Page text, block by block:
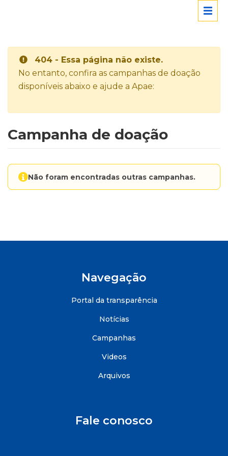
404 - Essa página não existe.
No entanto, confira as campanhas de doação
disponíveis abaixo e ajude a Apae:
Campanha de doação
Não foram encontradas outras campanhas.
Navegação
Portal da transparência
Notícias
Campanhas
Videos
Arquivos
Fale conosco